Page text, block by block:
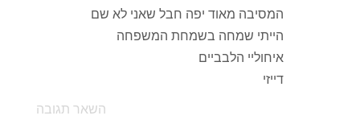
המסיבה מאוד יפה חבל שאני לא שם
הייתי שמחה בשמחת המשפחה
איחוליי הלבביים
דייזי
השאר תגובה